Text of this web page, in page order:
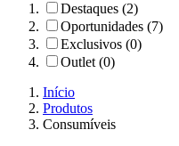
Destaques (2)
Oportunidades (7)
Exclusivos (0)
Outlet (0)
Início
Produtos
Consumíveis